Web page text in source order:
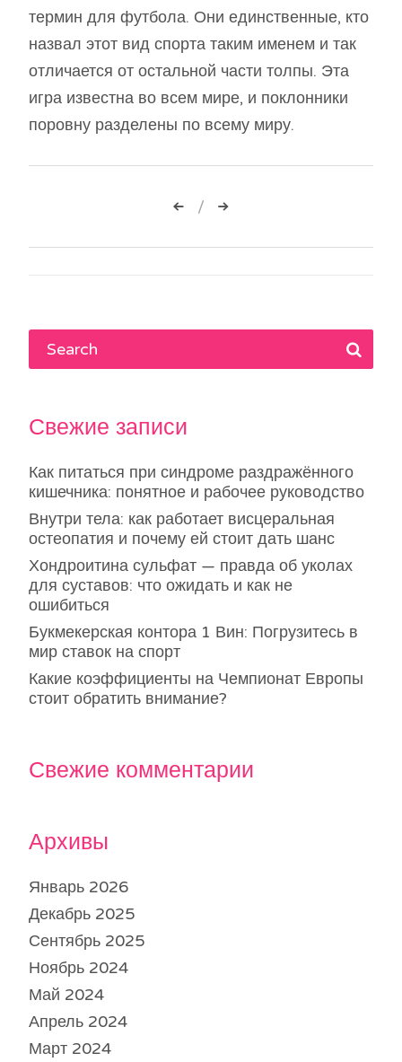
термин для футбола. Они единственные, кто
назвал этот вид спорта таким именем и так
отличается от остальной части толпы. Эта
игра известна во всем мире, и поклонники
поровну разделены по всему миру.
Навигация
по
Свежие записи
Как питаться при синдроме раздражённого
кишечника: понятное и рабочее руководство
Внутри тела: как работает висцеральная
остеопатия и почему ей стоит дать шанс
Хондроитина сульфат — правда об уколах
для суставов: что ожидать и как не
ошибиться
Букмекерская контора 1 Вин: Погрузитесь в
мир ставок на спорт
Какие коэффициенты на Чемпионат Европы
стоит обратить внимание?
Свежие комментарии
Архивы
Январь 2026
Декабрь 2025
Сентябрь 2025
Ноябрь 2024
Май 2024
Апрель 2024
Март 2024